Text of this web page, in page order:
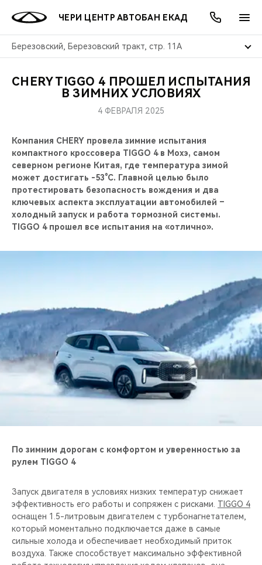
ЧЕРИ ЦЕНТР АВТОБАН ЕКАД
Березовский, Березовский тракт, стр. 11А
МОДЕЛИ
КРОССОВЕРЫ
СЕДАНЫ
НОВИНКИ
ПОКУПАТЕЛЯМ
КРЕДИТ И СТРАХОВАНИЕ
ВЛАДЕЛЬЦАМ
ЗАПЧАСТИ И АКСЕССУАРЫ
ПОДДЕРЖКА
CHERY CONNECT
МИР CHERY
О БРЕНДЕ
CHERY В СОЦСЕТЯХ
ЛЮДИ CHERY
БЛАГОТВОРИТЕЛЬНОСТЬ
НАШИ МЕРОПРИЯТИЯ
ВИДЕООБЗОРЫ
CHERY ДЛЯ ДЕТЕЙ
АКЦИИ
ОНЛАЙН СЕРВИСЫ
КРЕДИТ
О КОМПАНИИ
МЫ В СОЦСЕТЯХ
CHERY TIGGO 4 ПРОШЕЛ ИСПЫТАНИЯ
В ЗИМНИХ УСЛОВИЯХ
4 ФЕВРАЛЯ 2025
Компания CHERY провела зимние испытания
компактного кроссовера TIGGO 4 в Мохэ, самом
северном регионе Китая, где температура зимой
может достигать -53°C. Главной целью было
протестировать безопасность вождения и два
ключевых аспекта эксплуатации автомобилей –
холодный запуск и работа тормозной системы.
TIGGO 4 прошел все испытания на «отлично».
По зимним дорогам с комфортом и уверенностью за
рулем TIGGO 4
Запуск двигателя в условиях низких температур снижает
эффективность его работы и сопряжен с рисками. TIGGO 4
оснащен 1.5-литровым двигателем с турбонагнетателем,
который моментально подключается даже в самые
сильные холода и обеспечивает необходимый приток
воздуха. Также способствует максимально эффективной